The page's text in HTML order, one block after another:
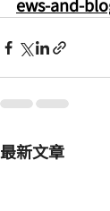
最新文章